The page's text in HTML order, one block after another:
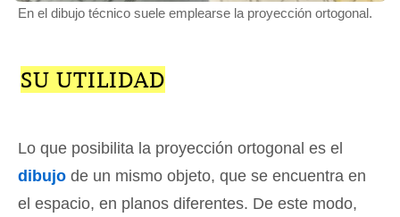
En el dibujo técnico suele emplearse la proyección ortogonal.
SU UTILIDAD
Lo que posibilita la proyección ortogonal es el
dibujo de un mismo objeto, que se encuentra en
el espacio, en planos diferentes. De este modo,